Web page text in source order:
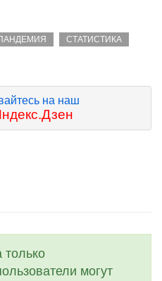
СТАТИСТИКА
на наш
только
могут